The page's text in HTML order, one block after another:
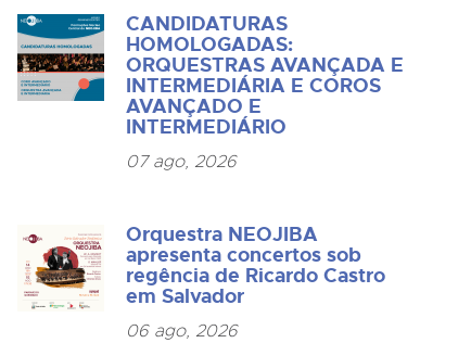
CANDIDATURAS
HOMOLOGADAS:
ORQUESTRAS AVANÇADA E
INTERMEDIÁRIA E COROS
AVANÇADO E
INTERMEDIÁRIO
07 ago, 2026
Orquestra NEOJIBA
apresenta concertos sob
regência de Ricardo Castro
em Salvador
06 ago, 2026